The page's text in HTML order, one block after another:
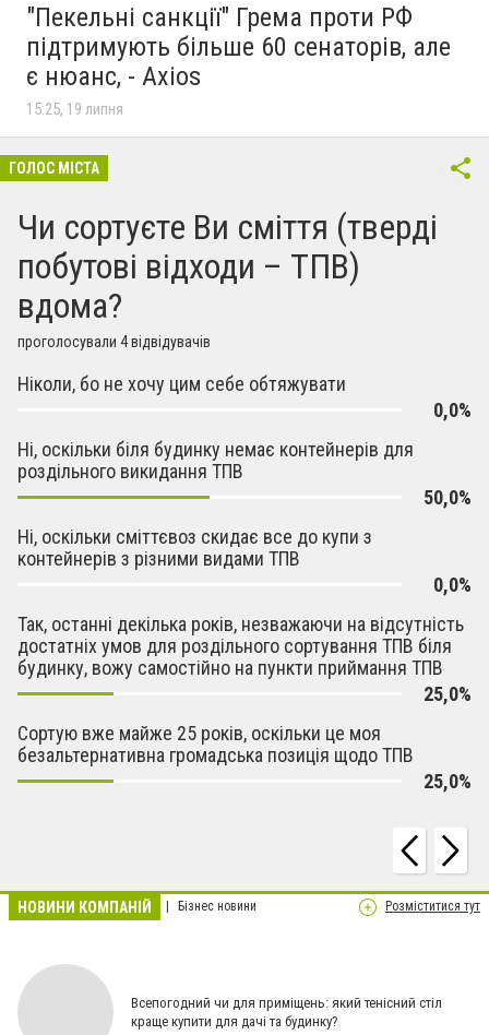
"Пекельні санкції" Грема проти РФ
підтримують більше 60 сенаторів, але
є нюанс, - Axios
15:25, 19 липня
ГОЛОС МІСТА
Чи сортуєте Ви сміття (тверді
побутові відходи – ТПВ)
вдома?
проголосували 4 відвідувачів
Ніколи, бо не хочу цим себе обтяжувати
0,0%
Ні, оскільки біля будинку немає контейнерів для
роздільного викидання ТПВ
50,0%
Ні, оскільки сміттєвоз скидає все до купи з
контейнерів з різними видами ТПВ
0,0%
Так, останні декілька років, незважаючи на відсутність
достатніх умов для роздільного сортування ТПВ біля
будинку, вожу самостійно на пункти приймання ТПВ
25,0%
Сортую вже майже 25 років, оскільки це моя
безальтернативна громадська позиція щодо ТПВ
25,0%
НОВИНИ КОМПАНІЙ Бізнес новини Розміститися тут
Всепогодний чи для приміщень: який тенісний стіл
краще купити для дачі та будинку?